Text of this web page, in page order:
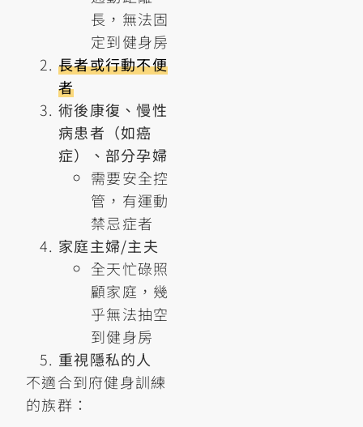
長，無法固
定到健身房
長者或行動不便
者
術後康復、慢性
病患者（如癌
症）、部分孕婦
需要安全控
管，有運動
禁忌症者
家庭主婦/主夫
全天忙碌照
顧家庭，幾
乎無法抽空
到健身房
重視隱私的人
不適合到府健身訓練
的族群：